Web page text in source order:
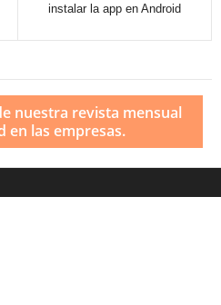
instalar la app en Android
nuestra revista mensual
en las empresas.